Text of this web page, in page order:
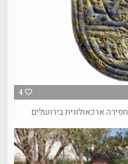
4
ארכאולוגית בירושלים